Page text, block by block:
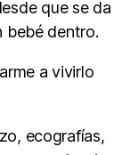
que se da
bebé dentro.
a vivirlo
ecografías,